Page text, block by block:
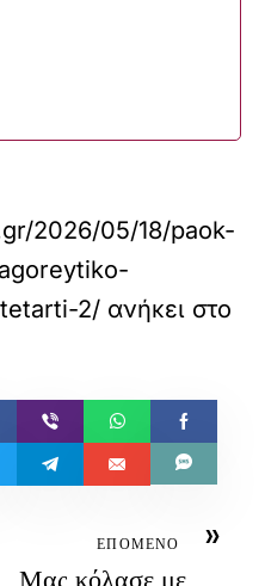
2026/05/18/paok-
2/ ανήκει στο
»
ΕΠΟΜΕΝΟ